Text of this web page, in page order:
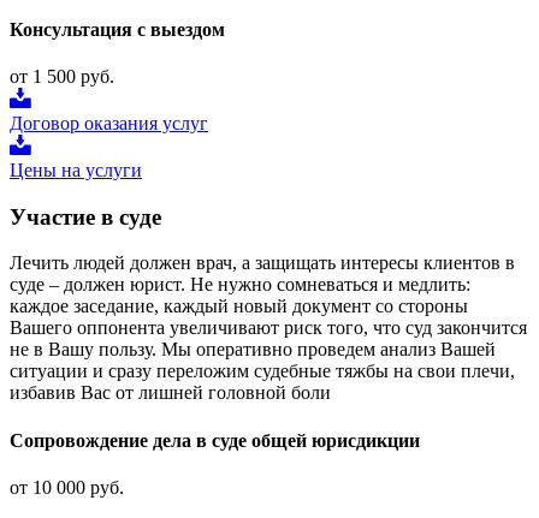
Консультация с выездом
от 1 500 руб.
Договор оказания услуг
Цены на услуги
Участие в суде
Лечить людей должен врач, а защищать интересы клиентов в
суде – должен юрист. Не нужно сомневаться и медлить:
каждое заседание, каждый новый документ со стороны
Вашего оппонента увеличивают риск того, что суд закончится
не в Вашу пользу. Мы оперативно проведем анализ Вашей
ситуации и сразу переложим судебные тяжбы на свои плечи,
избавив Вас от лишней головной боли
Сопровождение дела в суде общей юрисдикции
от 10 000 руб.